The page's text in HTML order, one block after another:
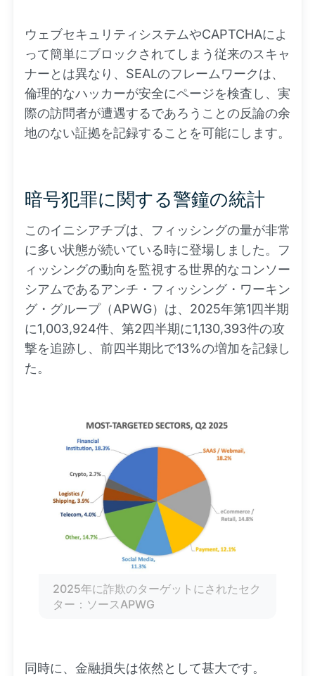
ウェブセキュリティシステムやCAPTCHAによ
って簡単にブロックされてしまう従来のスキャ
ナーとは異なり、SEALのフレームワークは、
倫理的なハッカーが安全にページを検査し、実
際の訪問者が遭遇するであろうことの反論の余
地のない証拠を記録することを可能にします。
暗号犯罪に関する警鐘の統計
このイニシアチブは、フィッシングの量が非常
に多い状態が続いている時に登場しました。フ
ィッシングの動向を監視する世界的なコンソー
シアムであるアンチ・フィッシング・ワーキン
グ・グループ（APWG）は、2025年第1四半期
に1,003,924件、第2四半期に1,130,393件の攻
撃を追跡し、前四半期比で13%の増加を記録し
た。
2025年に詐欺のターゲットにされたセク
ター：ソースAPWG
同時に、金融損失は依然として甚大です。